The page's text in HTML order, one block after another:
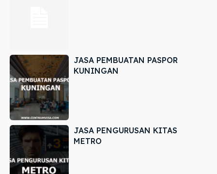
JASA PEMBUATAN PASPOR
KUNINGAN
JASA PENGURUSAN KITAS
METRO